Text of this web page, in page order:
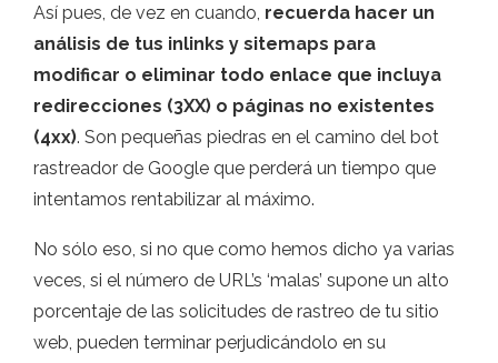
Así pues, de vez en cuando, recuerda hacer un
análisis de tus inlinks y sitemaps para
modificar o eliminar todo enlace que incluya
redirecciones (3XX) o páginas no existentes
(4xx). Son pequeñas piedras en el camino del bot
rastreador de Google que perderá un tiempo que
intentamos rentabilizar al máximo.
No sólo eso, si no que como hemos dicho ya varias
veces, si el número de URL’s ‘malas’ supone un alto
porcentaje de las solicitudes de rastreo de tu sitio
web, pueden terminar perjudicándolo en su